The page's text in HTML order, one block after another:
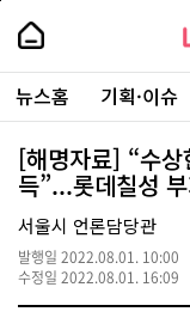
본
로
가
내
손
안
에
서
울
-
서
울
시
대
표
소
통
포
주
요
서
뉴스홈 기획·이슈
[해명자료] “수
득”...롯데칠성
서울시 언론담당관
발행일 2022.08.01. 10:00
수정일 2022.08.01. 16:09
페
상
단
로